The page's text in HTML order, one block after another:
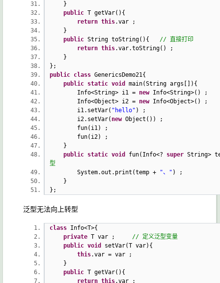
}
public T getVar(){
return this.var ;
}
public String toString(){ // 直接打印
return this.var.toString() ;
}
};
public class GenericsDemo21{
public static void
main(String args[]){
Info<String> i1 = new
Info<Object> i2 = new
i1.setVar( "hello" ) ;
i2.setVar( new Object()) ;
fun(i1) ;
fun(i2) ;
}
public static void fun(Info<? super String>
型
System.out.print(temp +
"、" ) ;
}
};
泛型无法向上转型
class Info<T>{
private T var ; // 定义泛型变量
public void
setVar(T var){
this.var = var ;
}
public T getVar(){
return this.var ;